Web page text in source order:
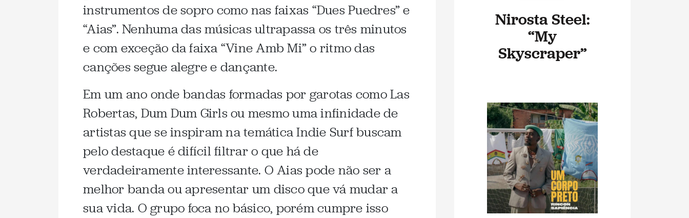
instrumentos de sopro como nas faixas “Dues Puedres” e
“Aias”. Nenhuma das músicas ultrapassa os três minutos
e com exceção da faixa “Vine Amb Mi” o ritmo das
canções segue alegre e dançante.
Em um ano onde bandas formadas por garotas como Las
Robertas, Dum Dum Girls ou mesmo uma infinidade de
artistas que se inspiram na temática Indie Surf buscam
pelo destaque é difícil filtrar o que há de
verdadeiramente interessante. O Aias pode não ser a
melhor banda ou apresentar um disco que vá mudar a
sua vida. O grupo foca no básico, porém cumpre isso
Nirosta Steel:
“My
Skyscraper”